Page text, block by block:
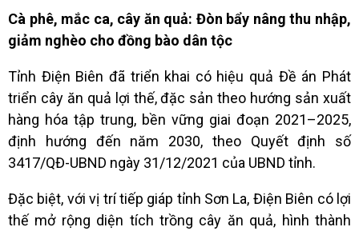
Cà phê, mắc ca, cây ăn quả: Đòn bẩy nâng thu nhập,
giảm nghèo cho đồng bào dân tộc
Tỉnh Điện Biên đã triển khai có hiệu quả Đề án Phát
triển cây ăn quả lợi thế, đặc sản theo hướng sản xuất
hàng hóa tập trung, bền vững giai đoạn 2021–2025,
định hướng đến năm 2030, theo Quyết định số
3417/QĐ-UBND ngày 31/12/2021 của UBND tỉnh.
Đặc biệt, với vị trí tiếp giáp tỉnh Sơn La, Điện Biên có lợi
thế mở rộng diện tích trồng cây ăn quả, hình thành